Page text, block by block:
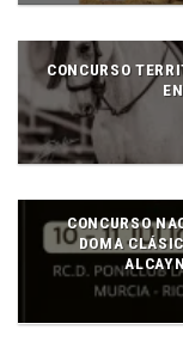
CONCURSO
CONCURSO
DOMA